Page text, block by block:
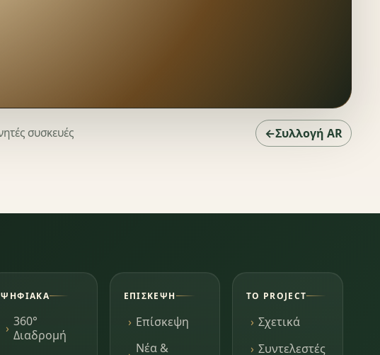
συσκευές ←Συλλογή AR
ΨΗΦΙΑΚΆ
360°
Διαδρομή
ΕΠΊΣΚΕΨΗ
Επίσκεψη
Νέα &
ΤΟ PROJECT
Σχετικά
Συντελεστές